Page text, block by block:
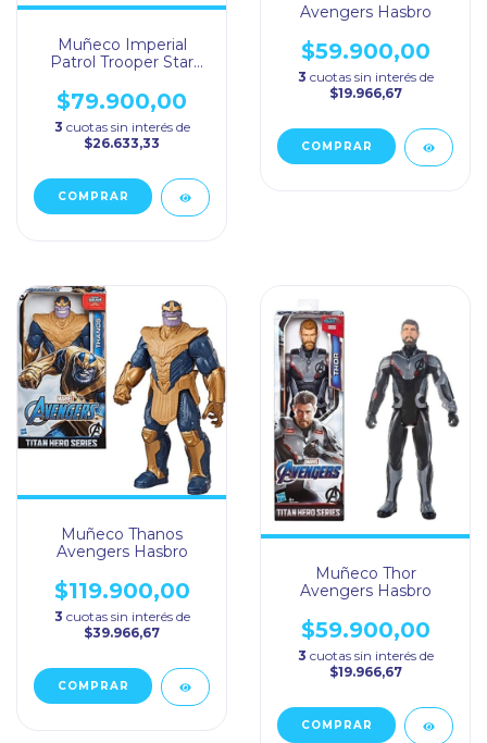
Muñeco Imperial
Patrol Trooper Star
$79.900,00
3 cuotas sin interés de
$26.633,33
Avengers Hasbro
$59.900,00
3 cuotas sin interés de
$19.966,67
Muñeco Thanos
Avengers Hasbro
$119.900,00
3 cuotas sin interés de
$39.966,67
Muñeco Thor
Avengers Hasbro
$59.900,00
3 cuotas sin interés de
$19.966,67